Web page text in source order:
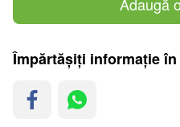
Împărtășiți informație